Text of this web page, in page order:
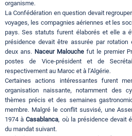
organisme.
La Confédération en question devait
voyages, les compagnies aériennes et les
pays. Ses statuts furent élaborés et elle a
présidence devait être assurée par
deux ans. Naceur Malouchefut le premier
postes de Vice-président et de
respectivement au Maroc et à l’Algérie.
Certaines actions intéressantes furent
organisation naissante, notamment des
thèmes précis et des semaines
membre. Malgré le conflit susvisé, une
1974 àCasablanca, où la présidence devait
du mandat suivant.